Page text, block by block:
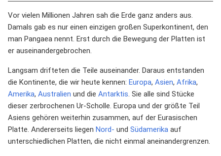
Vor vielen Millionen Jahren sah die Erde ganz anders aus.
Damals gab es nur einen einzigen großen Superkontinent, den
man Pangaea nennt. Erst durch die Bewegung der Platten ist
er auseinandergebrochen.
Langsam drifteten die Teile auseinander. Daraus entstanden
die Kontinente, die wir heute kennen: Europa, Asien, Afrika,
Amerika, Australien und die Antarktis. Sie alle sind Stücke
dieser zerbrochenen Ur-Scholle. Europa und der größte Teil
Asiens gehören weiterhin zusammen, auf der Eurasischen
Platte. Andererseits liegen Nord- und Südamerika auf
unterschiedlichen Platten, die nicht einmal aneinandergrenzen.